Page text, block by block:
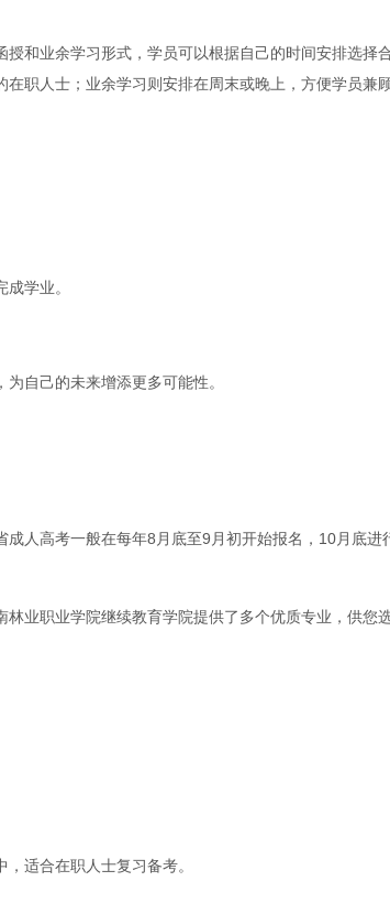
和业余学习形式，学员可以根据自己的时间安排选择
职人士；业余学习则安排在周末或晚上，方便学员兼
学业。
自己的未来增添更多可能性。
人高考一般在每年8月底至9月初开始报名，10月底进
业职业学院继续教育学院提供了多个优质专业，供您选
适合在职人士复习备考。